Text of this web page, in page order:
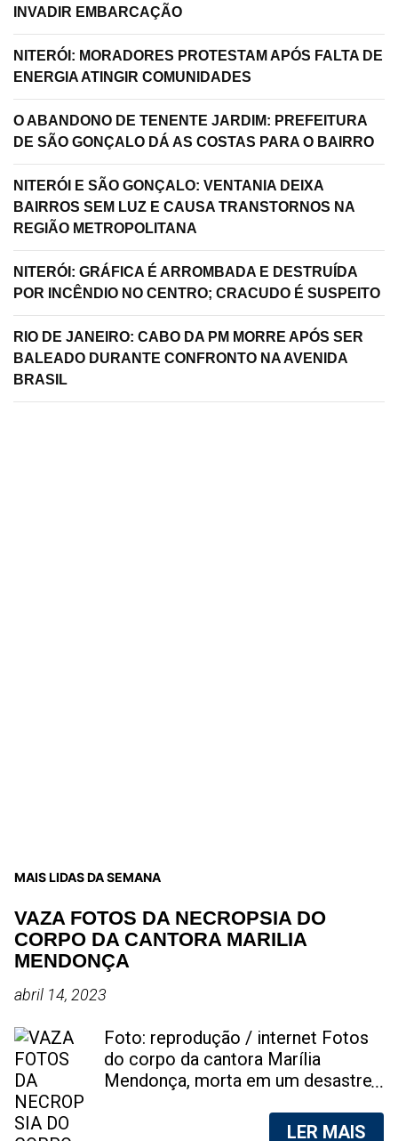
INVADIR EMBARCAÇÃO
NITERÓI: MORADORES PROTESTAM APÓS FALTA DE
ENERGIA ATINGIR COMUNIDADES
O ABANDONO DE TENENTE JARDIM: PREFEITURA
DE SÃO GONÇALO DÁ AS COSTAS PARA O BAIRRO
NITERÓI E SÃO GONÇALO: VENTANIA DEIXA
BAIRROS SEM LUZ E CAUSA TRANSTORNOS NA
REGIÃO METROPOLITANA
NITERÓI: GRÁFICA É ARROMBADA E DESTRUÍDA
POR INCÊNDIO NO CENTRO; CRACUDO É SUSPEITO
RIO DE JANEIRO: CABO DA PM MORRE APÓS SER
BALEADO DURANTE CONFRONTO NA AVENIDA
BRASIL
MAIS LIDAS DA SEMANA
VAZA FOTOS DA NECROPSIA DO
CORPO DA CANTORA MARILIA
MENDONÇA
abril 14, 2023
Foto: reprodução / internet Fotos
do corpo da cantora Marília
Mendonça, morta em um desastre
foram vazadas na internet. A
LER MAIS